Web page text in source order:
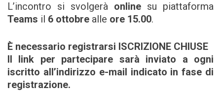
L’incontro si svolgerà online su piattaforma
Teams il 6 ottobre alle ore 15.00.
È necessario registrarsi ISCRIZIONE CHIUSE
Il link per partecipare sarà inviato a ogni
iscritto all’indirizzo e-mail indicato in fase di
registrazione.